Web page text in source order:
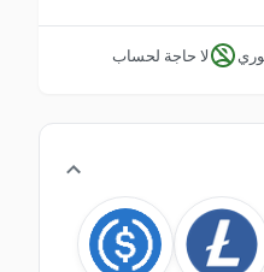
لا حاجة لحساب